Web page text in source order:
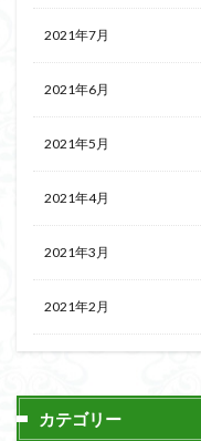
2021年7月
2021年6月
2021年5月
2021年4月
2021年3月
2021年2月
カテゴリー